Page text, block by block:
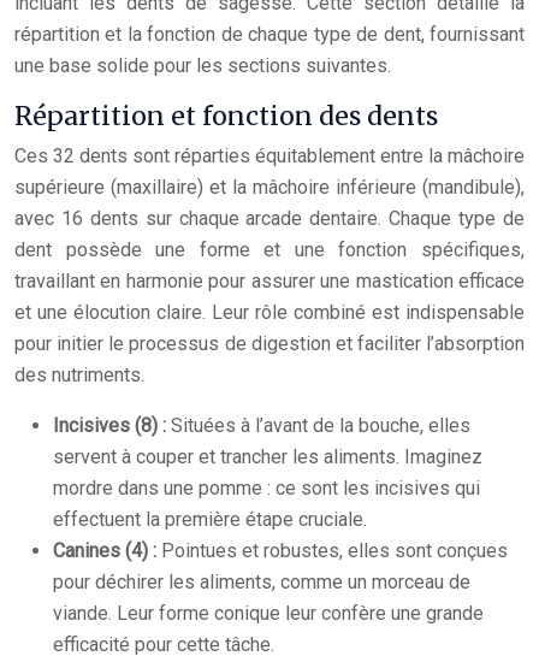
répartition et la fonction de chaque type de dent, fournissant
une base solide pour les sections suivantes.
Répartition et fonction des dents
Ces 32 dents sont réparties équitablement entre la mâchoire
supérieure (maxillaire) et la mâchoire inférieure (mandibule),
avec 16 dents sur chaque arcade dentaire. Chaque type de
dent possède une forme et une fonction spécifiques,
travaillant en harmonie pour assurer une mastication efficace
et une élocution claire. Leur rôle combiné est indispensable
pour initier le processus de digestion et faciliter l’absorption
des nutriments.
Incisives (8) : Situées à l’avant de la bouche, elles
servent à couper et trancher les aliments. Imaginez
mordre dans une pomme : ce sont les incisives qui
effectuent la première étape cruciale.
Canines (4) : Pointues et robustes, elles sont conçues
pour déchirer les aliments, comme un morceau de
viande. Leur forme conique leur confère une grande
efficacité pour cette tâche.